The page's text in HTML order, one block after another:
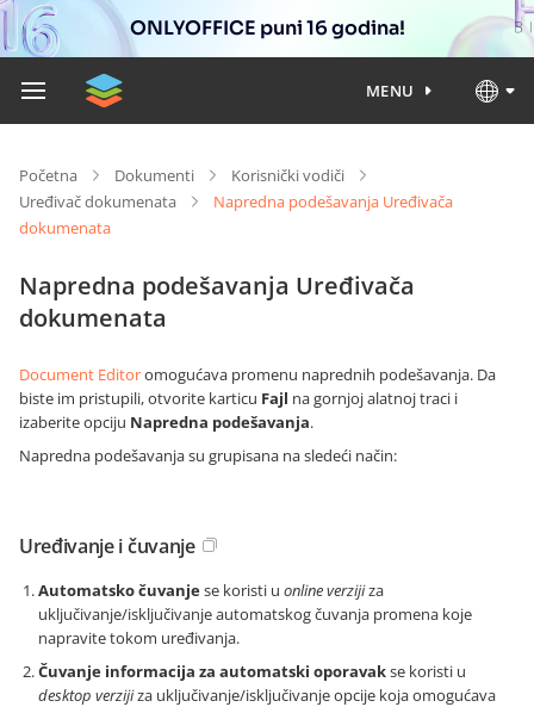
ONLYOFFICE puni 16 godina!
MENU
Početna Dokumenti
Korisnički vodiči
Uređivač dokumenata
Napredna podešavanja Uređivača
dokumenata
Napredna podešavanja Uređivača
dokumenata
Document Editoromogućava promenu naprednih podešavanja. Da
biste im pristupili, otvorite karticu Fajl na gornjoj alatnoj traci i
izaberite opciju Napredna podešavanja.
Napredna podešavanja su grupisana na sledeći način:
Uređivanje i čuvanje
Automatsko čuvanjese koristi u online verzijiza
uključivanje/isključivanje automatskog čuvanja promena koje
napravite tokom uređivanja.
Čuvanje informacija za automatski oporavakse koristi u
desktop verzijiza uključivanje/isključivanje opcije koja omogućava